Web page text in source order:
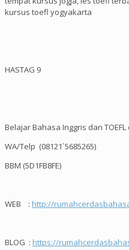
kursus toefl yogyakarta
HASTAG 9
Belajar Bahasa Inggris dan
WA/Telp (08121`5685265)
BBM (5D1FB8FE)
WEB : http://
BLOG : https://